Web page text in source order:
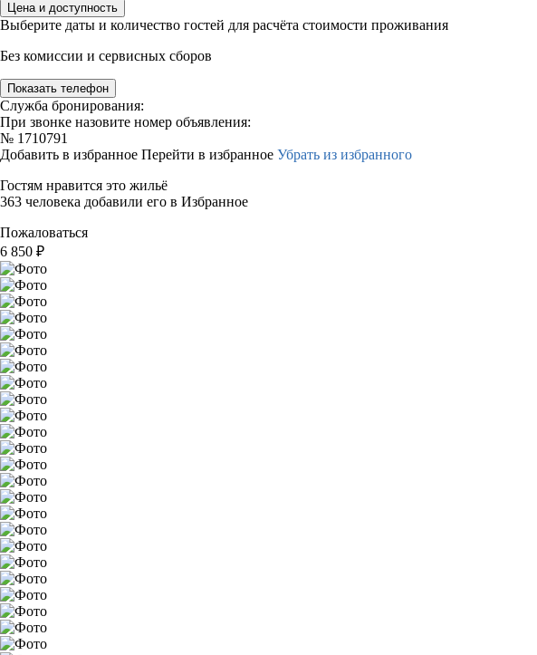
Цена и доступность
Выберите даты и количество гостей для расчёта стоимости проживания
Без комиссии и сервисных сборов
Показать телефон
Служба бронирования:
При звонке назовите номер объявления:
№ 1710791
Добавить в избранное Перейти в избранное Убрать из избранного
Гостям нравится это жильё
363 человека добавили его в Избранное
Пожаловаться
6 850 ₽